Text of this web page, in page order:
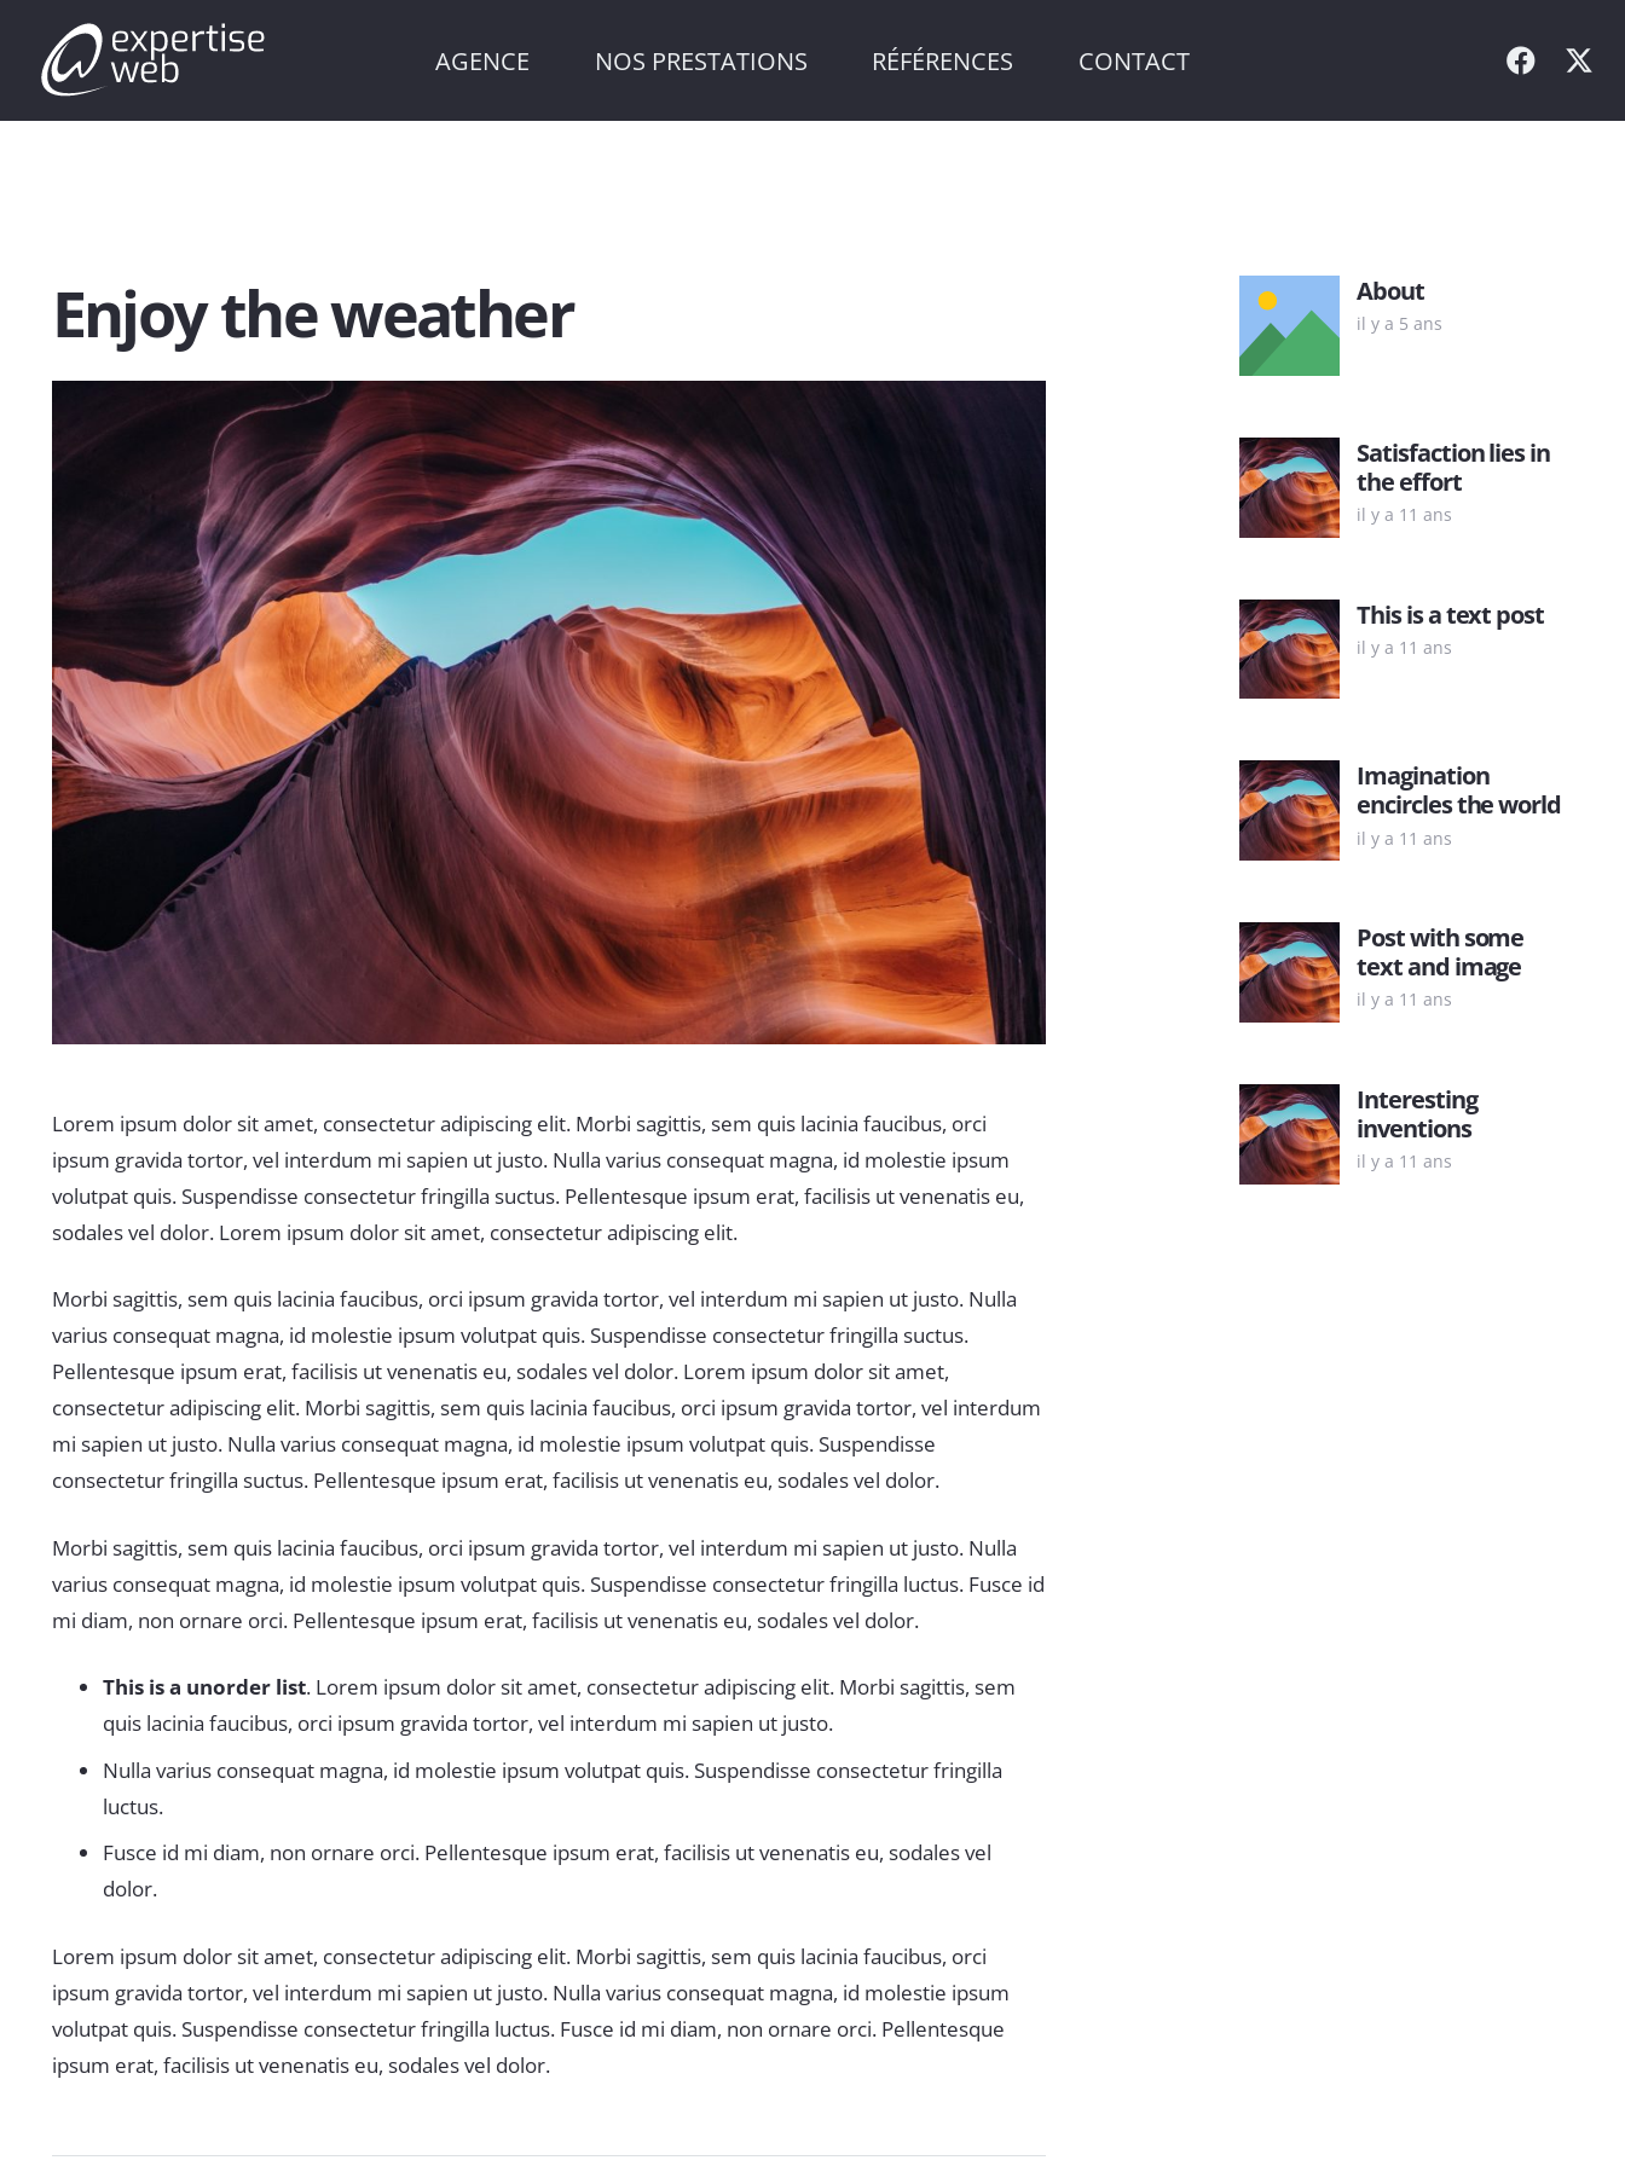
AGENCE NOS PRESTATIONS RÉFÉRENCES CONTACT
Enjoy the weather
Lorem ipsum dolor sit amet, consectetur adipiscing elit. Morbi sagittis, sem quis lacinia faucibus, orci
ipsum gravida tortor, vel interdum mi sapien ut justo. Nulla varius consequat magna, id molestie ipsum
volutpat quis. Suspendisse consectetur fringilla suctus. Pellentesque ipsum erat, facilisis ut venenatis eu,
sodales vel dolor. Lorem ipsum dolor sit amet, consectetur adipiscing elit.
Morbi sagittis, sem quis lacinia faucibus, orci ipsum gravida tortor, vel interdum mi sapien ut justo. Nulla
varius consequat magna, id molestie ipsum volutpat quis. Suspendisse consectetur fringilla suctus.
Pellentesque ipsum erat, facilisis ut venenatis eu, sodales vel dolor. Lorem ipsum dolor sit amet,
consectetur adipiscing elit. Morbi sagittis, sem quis lacinia faucibus, orci ipsum gravida tortor, vel interdum
mi sapien ut justo. Nulla varius consequat magna, id molestie ipsum volutpat quis. Suspendisse
consectetur fringilla suctus. Pellentesque ipsum erat, facilisis ut venenatis eu, sodales vel dolor.
Morbi sagittis, sem quis lacinia faucibus, orci ipsum gravida tortor, vel interdum mi sapien ut justo. Nulla
varius consequat magna, id molestie ipsum volutpat quis. Suspendisse consectetur fringilla luctus. Fusce id
mi diam, non ornare orci. Pellentesque ipsum erat, facilisis ut venenatis eu, sodales vel dolor.
This is a unorder list. Lorem ipsum dolor sit amet, consectetur adipiscing elit. Morbi sagittis, sem
quis lacinia faucibus, orci ipsum gravida tortor, vel interdum mi sapien ut justo.
Nulla varius consequat magna, id molestie ipsum volutpat quis. Suspendisse consectetur fringilla
luctus.
Fusce id mi diam, non ornare orci. Pellentesque ipsum erat, facilisis ut venenatis eu, sodales vel
dolor.
Lorem ipsum dolor sit amet, consectetur adipiscing elit. Morbi sagittis, sem quis lacinia faucibus, orci
ipsum gravida tortor, vel interdum mi sapien ut justo. Nulla varius consequat magna, id molestie ipsum
volutpat quis. Suspendisse consectetur fringilla luctus. Fusce id mi diam, non ornare orci. Pellentesque
ipsum erat, facilisis ut venenatis eu, sodales vel dolor.
About
il y a 5 ans
Satisfaction lies in
the effort
il y a 11 ans
This is a text post
il y a 11 ans
Imagination
encircles the world
il y a 11 ans
Post with some
text and image
il y a 11 ans
Interesting
inventions
il y a 11 ans